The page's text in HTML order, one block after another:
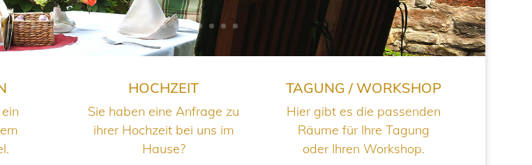
HOCHZEIT
Sie haben eine Anfrage zu
ihrer Hochzeit bei uns im
Hause?
TAGUNG / WORKSHOP
Hier gibt es die passenden
Räume für Ihre Tagung
oder Ihren Workshop.